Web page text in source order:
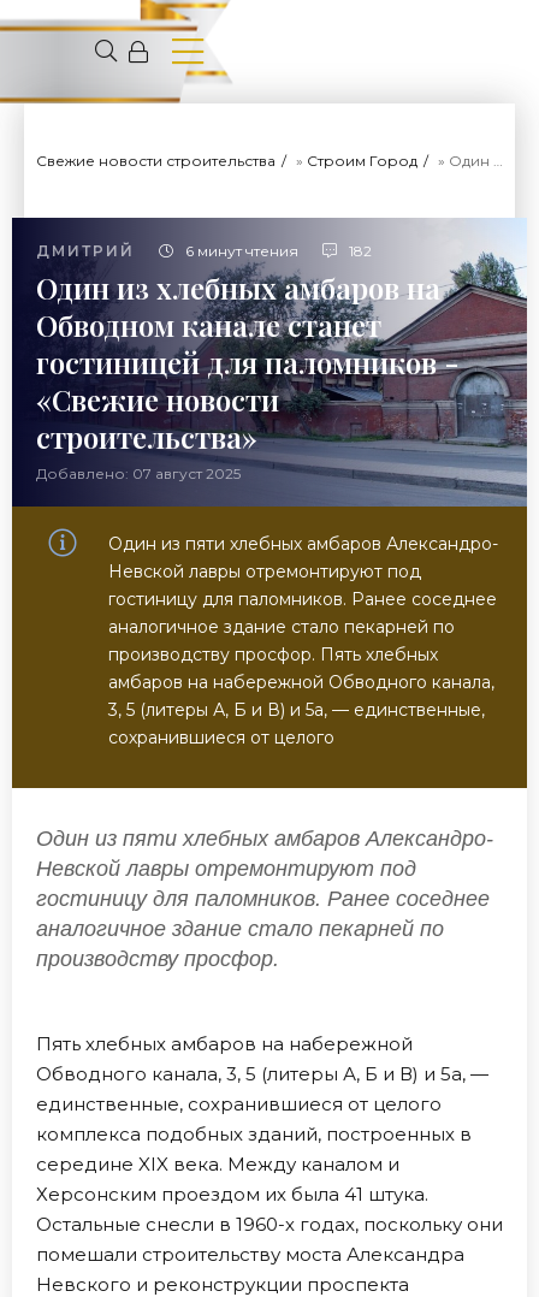
Свежие новости строительства » Строим Город » Один из хлебных амбаров на Обводном канале станет гостиницей для паломников - «Свежие новости строительства»
ДМИТРИЙ 6 минут чтения 182
Один из хлебных амбаров на
Обводном канале станет
гостиницей для паломников -
«Свежие новости
строительства»
Добавлено: 07 август 2025
Один из пяти хлебных амбаров Александро-
Невской лавры отремонтируют под
гостиницу для паломников. Ранее соседнее
аналогичное здание стало пекарней по
производству просфор. Пять хлебных
амбаров на набережной Обводного канала,
3, 5 (литеры А, Б и В) и 5а, — единственные,
сохранившиеся от целого
Один из пяти хлебных амбаров Александро-
Невской лавры отремонтируют под
гостиницу для паломников. Ранее соседнее
аналогичное здание стало пекарней по
производству просфор.
Пять хлебных амбаров на набережной
Обводного канала, 3, 5 (литеры А, Б и В) и 5а, —
единственные, сохранившиеся от целого
комплекса подобных зданий, построенных в
середине XIX века. Между каналом и
Херсонским проездом их была 41 штука.
Остальные снесли в 1960-х годах, поскольку они
помешали строительству моста Александра
Невского и реконструкции проспекта